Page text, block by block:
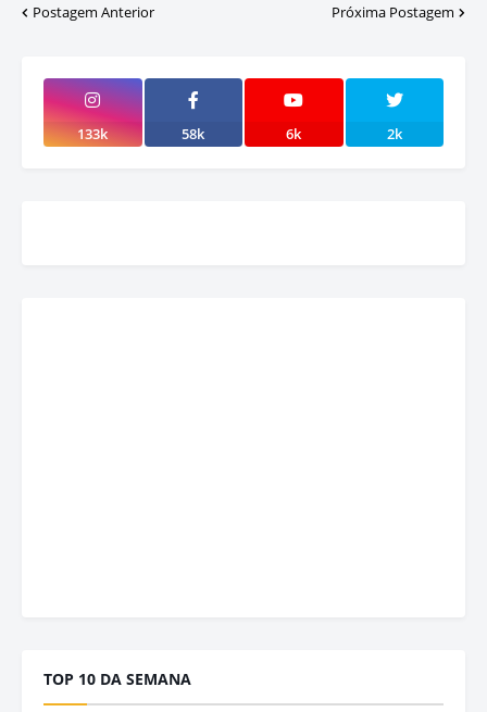
Postagem Anterior Próxima Postagem
133k 58k 6k 2k
TOP 10 DA SEMANA